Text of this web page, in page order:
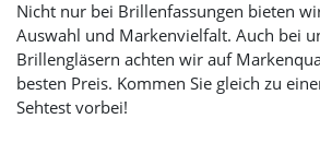
Nicht nur bei Brillenfassungen bieten
Auswahl und Markenvielfalt. Auch bei
Brillengläsern achten wir auf
besten Preis. Kommen Sie gleich zu
Sehtest vorbei!